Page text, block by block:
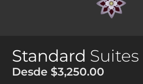
Standard Suites
Desde $3,250.00